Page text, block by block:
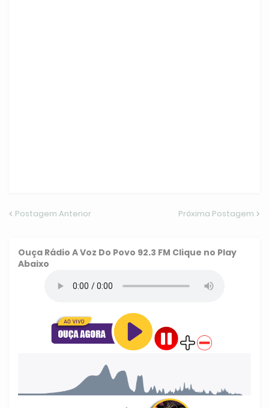
Postagem Anterior Próxima Postagem
Ouça Rádio A Voz Do Povo 92.3 FM Clique no Play
Abaixo